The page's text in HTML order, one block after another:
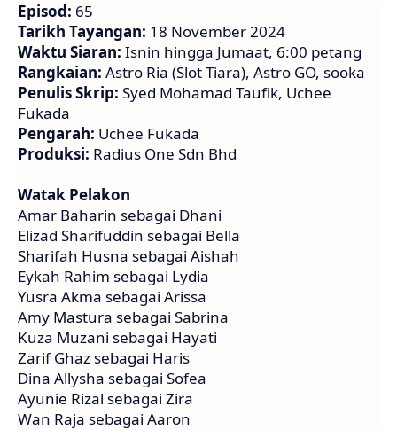
Episod: 65
Tarikh Tayangan: 18 November 2024
Waktu Siaran: Isnin hingga Jumaat, 6:00 petang
Rangkaian: Astro Ria (Slot Tiara), Astro GO, sooka
Penulis Skrip: Syed Mohamad Taufik, Uchee
Fukada
Pengarah: Uchee Fukada
Produksi: Radius One Sdn Bhd
Watak Pelakon
Amar Baharin sebagai Dhani
Elizad Sharifuddin sebagai Bella
Sharifah Husna sebagai Aishah
Eykah Rahim sebagai Lydia
Yusra Akma sebagai Arissa
Amy Mastura sebagai Sabrina
Kuza Muzani sebagai Hayati
Zarif Ghaz sebagai Haris
Dina Allysha sebagai Sofea
Ayunie Rizal sebagai Zira
Wan Raja sebagai Aaron